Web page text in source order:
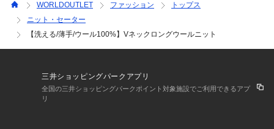
細身～ワイドまで幅広いパンツに合わせられます。
スカートとのコーデはデザインに合わせて裾のスリットを利用
してハーフインしたりしてバランスを取ります。
※照明の関係により、実際よりも色味が違って見える場合があ
ります。また、パソコン・スマートフォンなどの環境により、
若干製品と画像のカラーが異なる場合もございます。
WORLDOUTLET ファッション
トップス
ニット・セーター
【洗える/薄手/ウール100%】Vネックロングウールニット
三井ショッピングパークアプリ
全国の三井ショッピングパークポイント対象施設でご利用できるアプ
リ